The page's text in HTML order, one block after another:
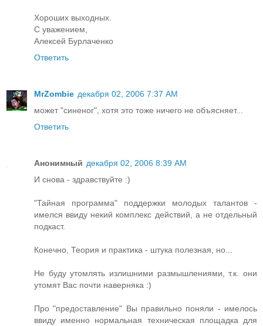
Хороших выходных.
С уважением,
Алексей Бурлаченко
Ответить
MrZombie декабря 02, 2006 7:37 AM
может "синеног", хотя это тоже ничего не объясняет...
Ответить
Анонимный декабря 02, 2006 8:39 AM
И снова - здравствуйте :)
"Тайная программа" поддержки молодых талантов -
имелся ввиду некий комплекс действий, а не отдельный
подкаст.
Конечно, Теория и практика - штука полезная, но...
Не буду утомлять излишними размышлениями, т.к. они
утомят Вас почти наверняка :)
Про "предоставление" Вы правильно поняли - имелось
ввиду именно нормальная техническая площадка для